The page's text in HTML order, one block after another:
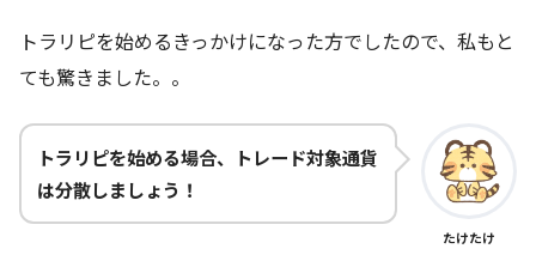
トラリピを始めるきっかけになった方でしたので、私もと
ても驚きました。。
トラリピを始める場合、トレード対象通貨
は分散しましょう！
たけたけ